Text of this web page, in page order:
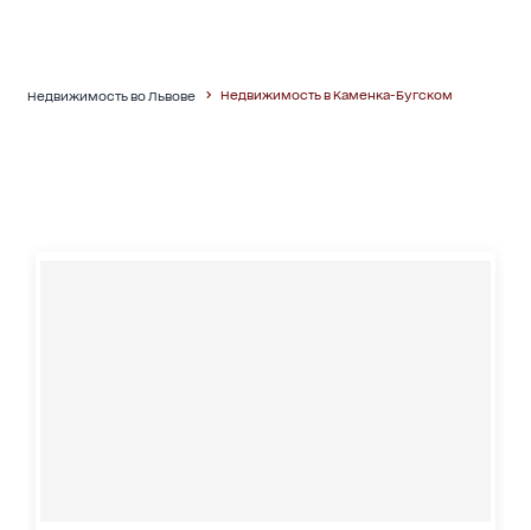
Недвижимость во Львове Недвижимость в Каменка-Бугском